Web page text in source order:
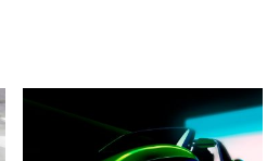
VER NOTA